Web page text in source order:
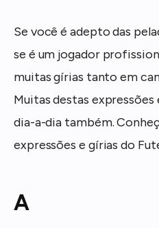
Se você é adepto das
se é um jogador
muitas gírias tanto em
Muitas destas
dia-a-dia também.
expressões e gírias do
A